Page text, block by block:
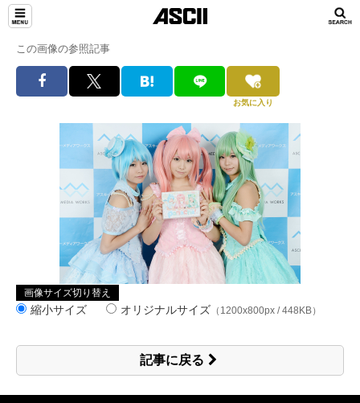
この画像の参照記事
お気に入り
画像サイズ切り替え
縮小サイズ オリジナルサイズ （1200x800px / 448KB）
記事に戻る